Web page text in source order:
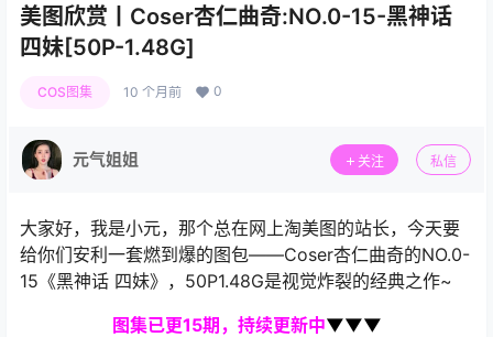
美图欣赏丨Coser杏仁曲奇:NO.0-15-黑神话
四妹[50P-1.48G]
COS图集 10 个月前 0
元气姐姐 关注 私信
大家好，我是小元，那个总在网上淘美图的站长，今天要
给你们安利一套燃到爆的图包——Coser杏仁曲奇的NO.0-
15《黑神话 四妹》，50P1.48G是视觉炸裂的经典之作~
图集已更15期，持续更新中▼▼▼